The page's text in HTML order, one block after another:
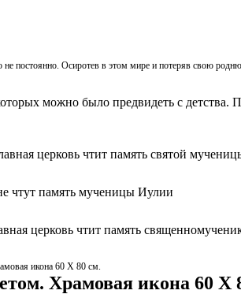
постоянно. Осиротев в этом мире и потеряв свою
можно было предвидеть с детства.
церковь чтит память святой
чтут память мученицы Иулии
церковь чтит память
икона 60 Х 80 см.
Храмовая икона 60 Х